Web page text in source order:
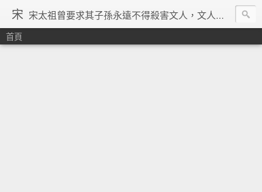
宋 宋太祖曾要求其子孫永遠不得殺害文人，文人在宋朝地位得到了空前的提升，重文輕武的風氣在宋朝達到了極致，「好男不當兵」「學而優則仕」等俗諺都是出在宋朝。在理學的興起、宗教勢力退潮、言論控制降低、市民文化興起、商品經濟繁榮與印刷術的發明等一系列背景下，宋朝優秀文人輩出，知識份子自覺意識空前覺醒。其後中國由於蒙古的入侵並對文人採取敵視政策，加上明清的八股文與文字獄嚴重壓制學人思想自由發揮，中國再也沒有出現過象宋朝一樣興盛的文化景象。 ─維基百科宋朝條下
首頁